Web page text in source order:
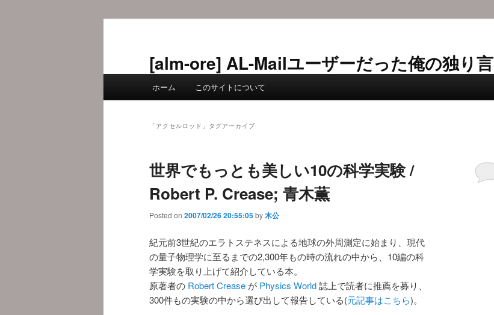
[alm-ore] AL-Mailユーザーだった俺の独り言
ホーム このサイトについて
「 アクセルロッド 」タグアーカイブ
世界でもっとも美しい10の科学実験 /
Robert P. Crease; 青木薫
Posted on 2007/02/26 20:55:05by木公
紀元前3世紀のエラトステネスによる地球の外周測定に始まり、現代
の量子物理学に至るまでの2,300年もの時の流れの中から、10編の科
学実験を取り上げて紹介している本。
原著者の Robert Crease が Physics World誌上で読者に推薦を募り、
300件もの実験の中から選び出して報告している(元記事はこちら)。